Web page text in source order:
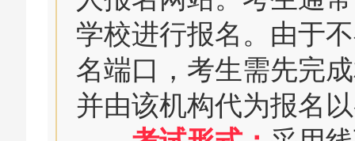
学校进行报名。由于
名端口，考生需先完
并由该机构代为报名